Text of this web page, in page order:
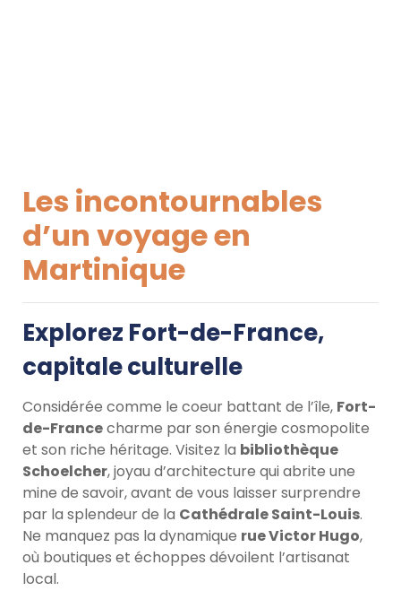
Les incontournables
d’un voyage en
Martinique
Explorez Fort-de-France,
capitale culturelle
Considérée comme le coeur battant de l’île, Fort-
de-Francecharme par son énergie cosmopolite
et son riche héritage. Visitez la bibliothèque
Schoelcher, joyau d’architecture qui abrite une
mine de savoir, avant de vous laisser surprendre
par la splendeur de la Cathédrale Saint-Louis.
Ne manquez pas la dynamique rue Victor Hugo,
où boutiques et échoppes dévoilent l’artisanat
local.